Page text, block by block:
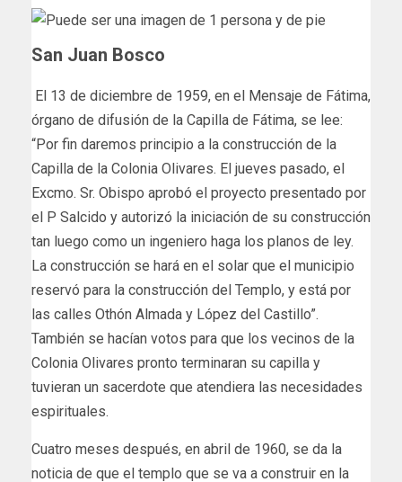
San Juan Bosco
El 13 de diciembre de 1959, en el Mensaje de Fátima,
órgano de difusión de la Capilla de Fátima, se lee:
“Por fin daremos principio a la construcción de la
Capilla de la Colonia Olivares. El jueves pasado, el
Excmo. Sr. Obispo aprobó el proyecto presentado por
el P Salcido y autorizó la iniciación de su construcción
tan luego como un ingeniero haga los planos de ley.
La construcción se hará en el solar que el municipio
reservó para la construcción del Templo, y está por
las calles Othón Almada y López del Castillo”.
También se hacían votos para que los vecinos de la
Colonia Olivares pronto terminaran su capilla y
tuvieran un sacerdote que atendiera las necesidades
espirituales.
Cuatro meses después, en abril de 1960, se da la
noticia de que el templo que se va a construir en la